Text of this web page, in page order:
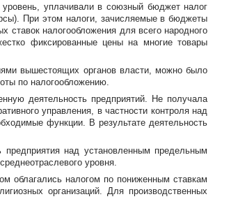
уплачивали в союзный бюджет налог
При этом налоги, зачисляемые в бюджеты
налогообложения для всего народного
фиксированные цены на многие товары
вышестоящих органов власти, можно было
по налогообложению.
деятельность предприятий. Не получала
управления, в частности контроля над
функции. В результате деятельность
над установленным предельным
уровня.
облагались налогом по пониженным ставкам
организаций. Для производственных